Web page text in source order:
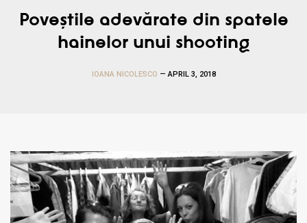
Poveștile adevărate din spatele
hainelor unui shooting
IOANA NICOLESCO — APRIL 3, 2018